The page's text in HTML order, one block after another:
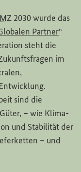
2030 wurde das
Partner“
steht die
im
sind die
– wie Klima-
und Stabilität der
– und
aufrufen)